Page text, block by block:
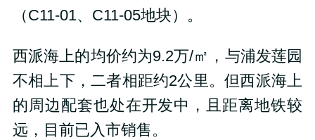
（C11-01、 C11-05地块）。
西派海上的均价约为9.2万/㎡，与浦发莲园
不相上下，二者相距约2公里。但西派海上
的周边配套也处在开发中，且距离地铁较
远，目前已入市销售。